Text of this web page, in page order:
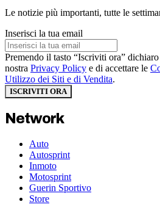
Le notizie più importanti, tutte le
Inserisci la tua email
Premendo il tasto “Iscriviti ora”
nostra Privacy Policy e di accettare le
Utilizzo dei Siti e di Vendita.
ISCRIVITI ORA
Network
Auto
Autosprint
Inmoto
Motosprint
Guerin Sportivo
Store